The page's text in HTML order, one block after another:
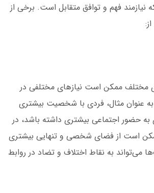
نیازمند فهم و توافق متقابل است. برخی از
مختلف ممکن است نیازهای مختلفی در
عنوان مثال، فردی با شخصیت بیشتری
حضور اجتماعی بیشتری داشته باشد، در
است از فضای شخصی و تنهایی بیشتری
می‌تواند به نقاط اختلاف و تضاد در روابط